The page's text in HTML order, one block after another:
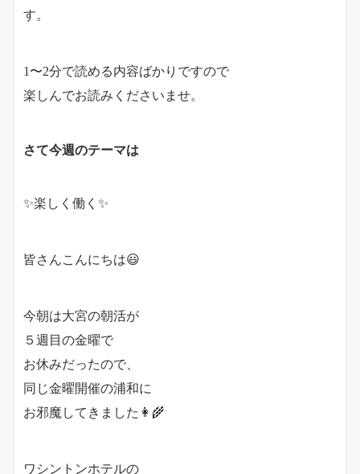
す。
1〜2分で読める内容ばかりですので
楽しんでお読みくださいませ。
さて今週のテーマは
✨楽しく働く✨
皆さんこんにちは😃
今朝は大宮の朝活が
５週目の金曜で
お休みだったので、
同じ金曜開催の浦和に
お邪魔してきました👩‍🌾
ワシントンホテルの